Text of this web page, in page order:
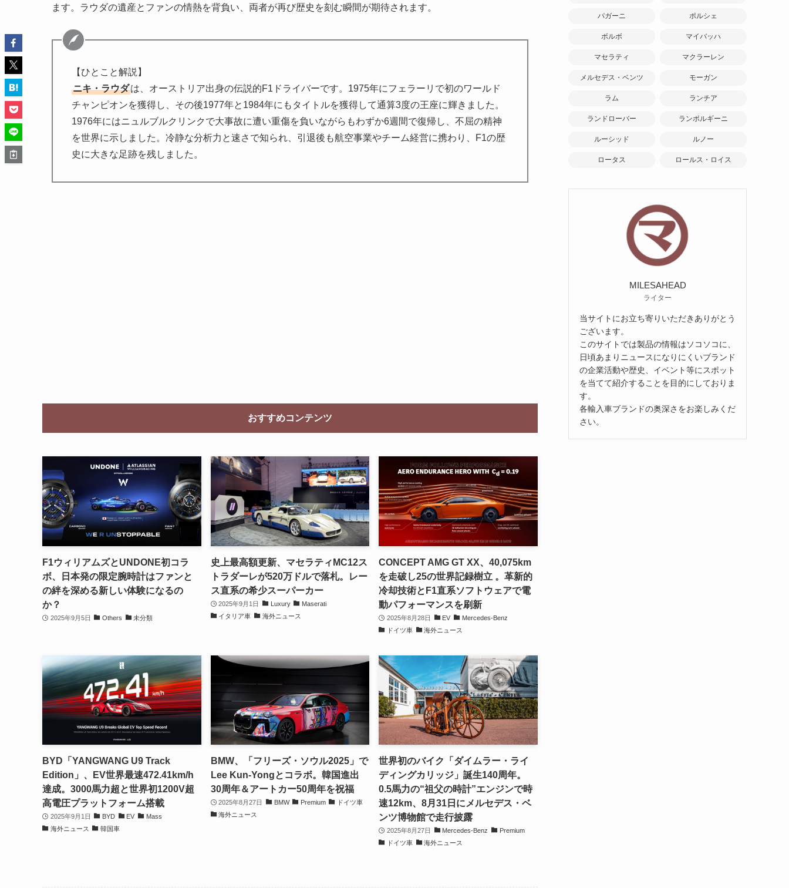
ます。ラウダの遺産とファンの情熱を背負い、両者が再び歴史を刻む瞬間が期待されます。
【ひとこと解説】
ニキ・ラウダは、オーストリア出身の伝説的F1ドライバーです。1975年にフェラーリで初のワールド
チャンピオンを獲得し、その後1977年と1984年にもタイトルを獲得して通算3度の王座に輝きました。
1976年にはニュルブルクリンクで大事故に遭い重傷を負いながらもわずか6週間で復帰し、不屈の精神
を世界に示しました。冷静な分析力と速さで知られ、引退後も航空事業やチーム経営に携わり、F1の歴
史に大きな足跡を残しました。
おすすめコンテンツ
F1ウィリアムズとUNDONE初コラ
ボ、日本発の限定腕時計はファンと
の絆を深める新しい体験になるの
か？
2025年9月5日 Others 未分類
史上最高額更新、マセラティMC12ス
トラダーレが520万ドルで落札。レー
ス直系の希少スーパーカー
2025年9月1日 Luxury
Maserati
イタリア車
海外ニュース
CONCEPT AMG GT XX、40,075km
を走破し25の世界記録樹立 。革新的
冷却技術とF1直系ソフトウェアで電
動パフォーマンスを刷新
2025年8月28日 EV
Mercedes-Benz
ドイツ車
海外ニュース
BYD「YANGWANG U9 Track
Edition」、EV世界最速472.41km/h
達成。3000馬力超と世界初1200V超
高電圧プラットフォーム搭載
2025年9月1日 BYD EV
Mass
海外ニュース
韓国車
BMW、「フリーズ・ソウル2025」で
Lee Kun-Yongとコラボ。韓国進出
30周年＆アートカー50周年を祝福
2025年8月27日 BMW Premium
ドイツ車
海外ニュース
世界初のバイク「ダイムラー・ライ
ディングカリッジ」誕生140周年。
0.5馬力の“祖父の時計”エンジンで時
速12km、8月31日にメルセデス・ベ
ンツ博物館で走行披露
2025年8月27日 Mercedes-Benz
Premium
ドイツ車
海外ニュース
パガーニ ポルシェ
ボルボ マイバッハ
マセラティ マクラーレン
メルセデス・ベンツ モーガン
ラム ランチア
ランドローバー ランボルギーニ
ルーシッド ルノー
ロータス ロールス・ロイス
MILESAHEAD
ライター
当サイトにお立ち寄りいただきありがとう
ございます。
このサイトでは製品の情報はソコソコに、
日頃あまりニュースになりにくいブランド
の企業活動や歴史、イベント等にスポット
を当てて紹介することを目的にしておりま
す。
各輸入車ブランドの奥深さをお楽しみくだ
さい。